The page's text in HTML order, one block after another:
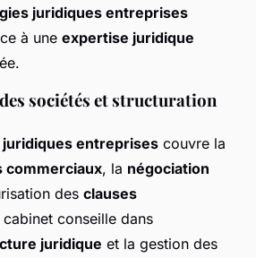
juridiques entreprises
à une expertise juridique
sociétés et structuration
entreprises couvre la
commerciaux, la négociation
des clauses
cabinet conseille dans
juridique et la gestion des